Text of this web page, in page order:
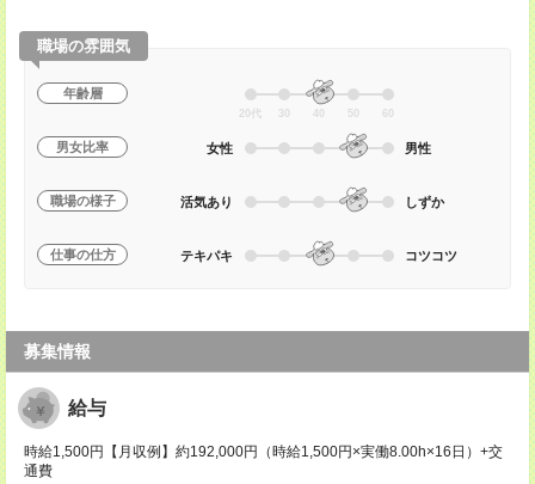
職場の雰囲気
年齢層
20代 30 40 50 60
男女比率 女性 男性
職場の様子 活気あり しずか
仕事の仕方 テキパキ コツコツ
募集情報
給与
時給1,500円【月収例】約192,000円（時給1,500円×実働8.00h×16日）+交
通費